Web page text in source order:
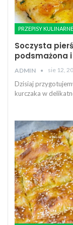
PRZEPISY KULINARNE
Soczysta
podsmażona
ADMIN sie 12,
Dzisiaj
kurczaka w